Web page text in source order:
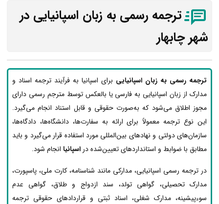
ترجمه رسمی به زبان اسپانیایی در
شهر چابهار
ترجمه رسمی به زبان اسپانیایی برای اسپانیا به فرآیند ترجمه اسناد و
مدارک از زبان اسپانیایی به فارسی یا بالعکس توسط مترجم رسمی دارای
مجوز اطلاق می‌شود که به‌صورت حقوقی و قابل استناد انجام می‌گیرد.
این نوع ترجمه معمولاً برای ارائه به سفارت‌ها، دانشگاه‌ها، دادگاه‌ها،
سازمان‌های دولتی و نهادهای بین‌المللی مورد استفاده قرار می‌گیرد و باید
مطابق با ضوابط و استانداردهای تعیین‌شده در اسپانیا انجام شود.
در ترجمه رسمی اسپانیایی، مدارکی مانند شناسنامه، کارت ملی، پاسپورت،
مدارک تحصیلی، گواهی تولد، سند ازدواج و طلاق، گواهی عدم
سوءپیشینه، مدارک شغلی، اسناد ثبتی و قراردادهای حقوقی ترجمه